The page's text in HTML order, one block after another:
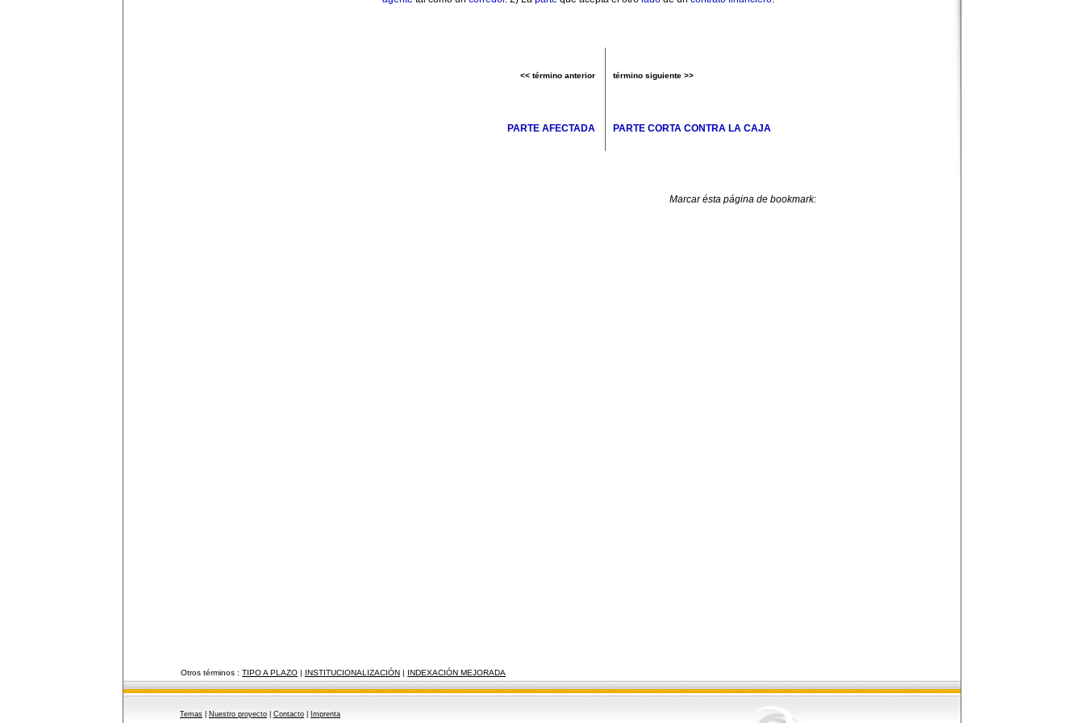
<< término anterior término siguiente >>
PARTE AFECTADA PARTE CORTA CONTRA LA CAJA
Marcar ésta página de bookmark:
Otros términos : TIPO A PLAZO | INSTITUCIONALIZACIÓN | INDEXACIÓN MEJORADA
Temas Nuestro proyecto Contacto Imprenta